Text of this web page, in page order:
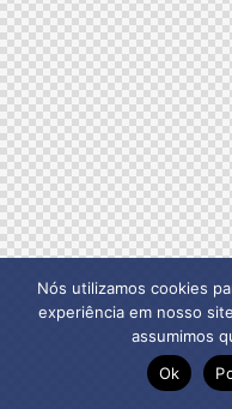
Nós utilizamos cookies
experiência em nosso
assumimos
Ok